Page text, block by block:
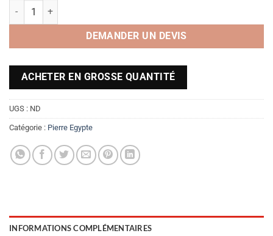
quantité de Plinthes pierre d’Egypte 7.2 cm
DEMANDER UN DEVIS
ACHETER EN GROSSE QUANTITÉ
UGS : ND
Catégorie : Pierre Egypte
INFORMATIONS COMPLÉMENTAIRES